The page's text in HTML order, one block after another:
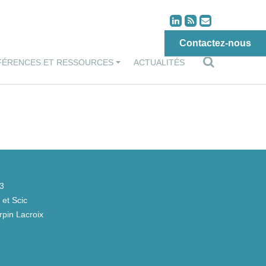
ET RESSOURCES ACTUALITÉS
et Scic
Lacroix
Contactez-nous